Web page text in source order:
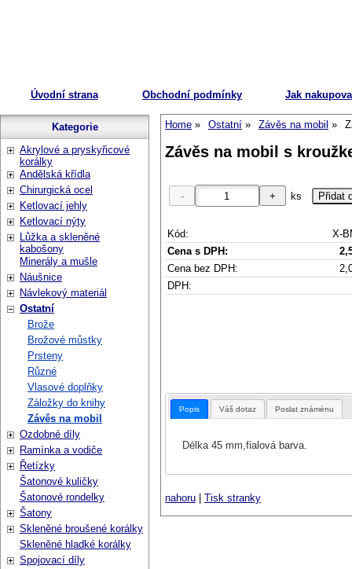
Úvodní strana Obchodní podmínky Jak
Home Ostatní Závěs na mobil
Závěs na mobil s
ks
Kód:
X-
Cena s DPH:
Cena bez DPH:
DPH:
Popis Váš dotaz Poslat známénu
Délka 45 mm,fialová barva.
nahoru | Tisk stranky
Kategorie
Akrylové a pryskyřicové
korálky
Andělská křídla
Chirurgická ocel
Ketlovací jehly
Ketlovací nýty
Lůžka a skleněné
kabošony
Minerály a mušle
Náušnice
Návlekový materiál
Ostatní
Brože
Brožové můstky
Prsteny
Různé
Vlasové doplňky
Záložky do knihy
Závěs na mobil
Ozdobné díly
Ramínka a vodiče
Řetízky
Šatonové kuličky
Šatonové rondelky
Šatony
Skleněné broušené korálky
Skleněné hladké korálky
Spojovací díly